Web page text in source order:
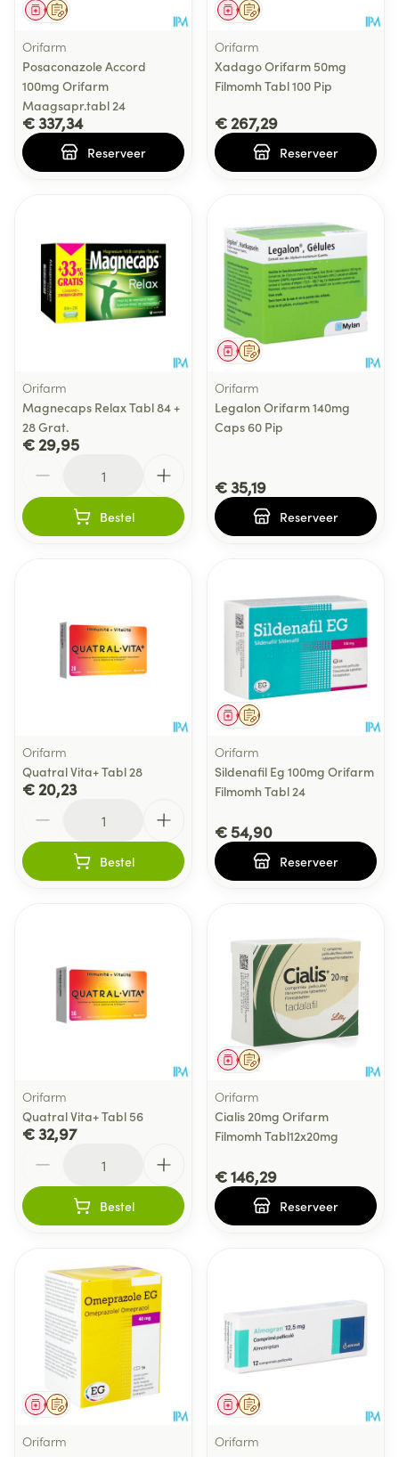
Op voorschrift
Geneesmiddel
Orifarm
Posaconazole Accord
100mg Orifarm
Maagsapr.tabl 24
€ 337,34
Reserveer
Op voorschrift
Geneesmiddel
Orifarm
Xadago Orifarm 50mg
Filmomh Tabl 100 Pip
€ 267,29
Reserveer
Orifarm
Magnecaps Relax Tabl 84 +
28 Grat.
€ 29,95
Bestel
Op voorschrift
Geneesmiddel
Orifarm
Legalon Orifarm 140mg
Caps 60 Pip
€ 35,19
Reserveer
Orifarm
Quatral Vita+ Tabl 28
€ 20,23
Bestel
Op voorschrift
Geneesmiddel
Orifarm
Sildenafil Eg 100mg Orifarm
Filmomh Tabl 24
€ 54,90
Reserveer
Orifarm
Quatral Vita+ Tabl 56
€ 32,97
Bestel
Op voorschrift
Geneesmiddel
Orifarm
Cialis 20mg Orifarm
Filmomh Tabl12x20mg
€ 146,29
Reserveer
Op voorschrift
Geneesmiddel
Orifarm
Op voorschrift
Geneesmiddel
Orifarm